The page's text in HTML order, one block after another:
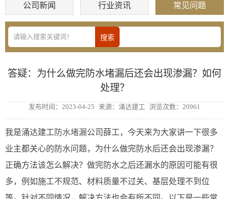
公司新闻 行业资讯 常见问题
答疑：为什么做完防水堵漏后还会出现渗漏？如何
处理？
发布时间：2023-04-25 来源：涌达建工 浏览次数：20961
我是涌达建工 防水堵漏公司薛工，今天来为大家讲一下很多
业主都关心的防水问题，为什么做完防水后还会出现渗漏？
正确方法该怎么解决？ 做完防水之后还漏水的原因可能有很
多，例如施工不规范、材料质量不过关、基层处理不到位